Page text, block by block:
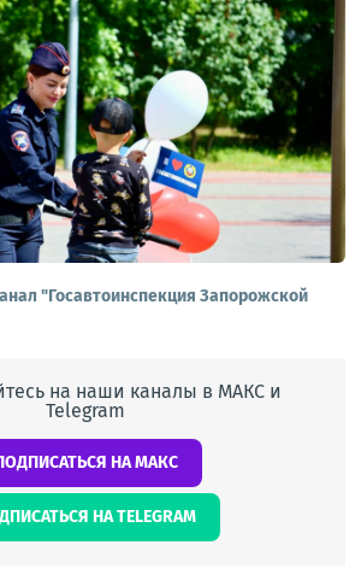
"Госавтоинспекция Запорожской
на наши каналы в МАКС и
Telegram
НА МАКС
НА TELEGRAM